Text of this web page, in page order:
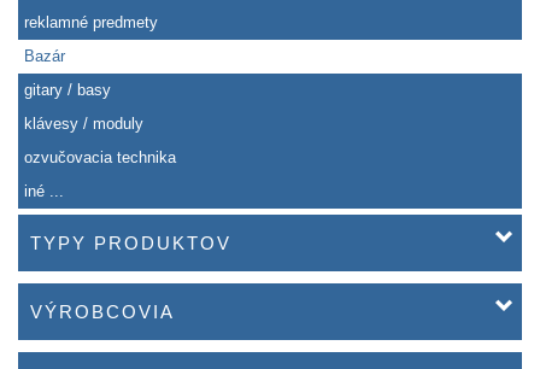
reklamné predmety
Bazár
gitary / basy
klávesy / moduly
ozvučovacia technika
iné ...
TYPY PRODUKTOV
VÝROBCOVIA